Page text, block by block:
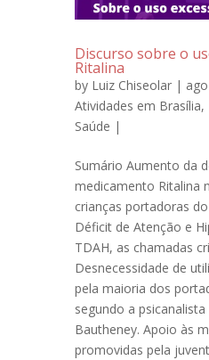
Discurso sobre o
Ritalina
by Luiz Chiseolar |
Atividades em Brasília,
Saúde |
Sumário Aumento da
medicamento Ritalina
crianças portadoras
Déficit de Atenção e
TDAH, as chamadas
Desnecessidade de
pela maioria dos
segundo a
Bautheney. Apoio às
promovidas pela